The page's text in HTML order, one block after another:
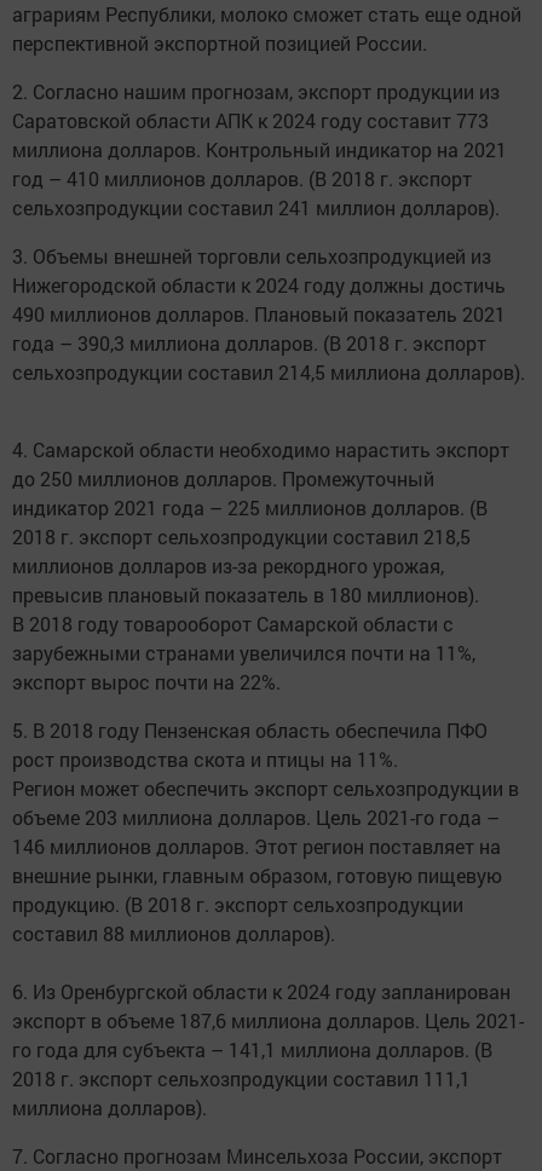
аграриям Республики, молоко сможет стать еще одной
перспективной экспортной позицией России.
2. Согласно нашим прогнозам, экспорт продукции из
Саратовской области АПК к 2024 году составит 773
миллиона долларов. Контрольный индикатор на 2021
год – 410 миллионов долларов. (В 2018 г. экспорт
сельхозпродукции составил 241 миллион долларов).
3. Объемы внешней торговли сельхозпродукцией из
Нижегородской области к 2024 году должны достичь
490 миллионов долларов. Плановый показатель 2021
года – 390,3 миллиона долларов. (В 2018 г. экспорт
сельхозпродукции составил 214,5 миллиона долларов).
4. Самарской области необходимо нарастить экспорт
до 250 миллионов долларов. Промежуточный
индикатор 2021 года – 225 миллионов долларов. (В
2018 г. экспорт сельхозпродукции составил 218,5
миллионов долларов из-за рекордного урожая,
превысив плановый показатель в 180 миллионов).
В 2018 году товарооборот Самарской области с
зарубежными странами увеличился почти на 11%,
экспорт вырос почти на 22%.
5. В 2018 году Пензенская область обеспечила ПФО
рост производства скота и птицы на 11%.
Регион может обеспечить экспорт сельхозпродукции в
объеме 203 миллиона долларов. Цель 2021-го года –
146 миллионов долларов. Этот регион поставляет на
внешние рынки, главным образом, готовую пищевую
продукцию. (В 2018 г. экспорт сельхозпродукции
составил 88 миллионов долларов).
6. Из Оренбургской области к 2024 году запланирован
экспорт в объеме 187,6 миллиона долларов. Цель 2021-
го года для субъекта – 141,1 миллиона долларов. (В
2018 г. экспорт сельхозпродукции составил 111,1
миллиона долларов).
7. Согласно прогнозам Минсельхоза России, экспорт